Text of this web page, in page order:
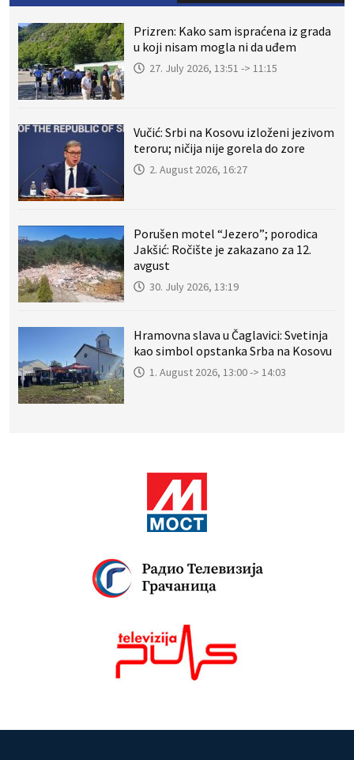
Prizren: Kako sam ispraćena iz grada
u koji nisam mogla ni da uđem
27. July 2026, 13:51 -> 11:15
Vučić: Srbi na Kosovu izloženi jezivom
teroru; ničija nije gorela do zore
2. August 2026, 16:27
Porušen motel “Jezero”; porodica
Jakšić: Ročište je zakazano za 12.
avgust
30. July 2026, 13:19
Hramovna slava u Čaglavici: Svetinja
kao simbol opstanka Srba na Kosovu
1. August 2026, 13:00 -> 14:03